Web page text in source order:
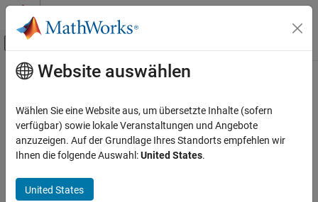
Weiter zum Inhalt
Umschaltung für Off-Canvas-
Startseite der Dokumentation
Hauptinhalt
How useful was this information?
Website auswählen
Wählen Sie eine Website aus, um übersetzte Inhalte (sofern
verfügbar) sowie lokale Veranstaltungen und Angebote
anzuzeigen. Auf der Grundlage Ihres Standorts empfehlen wir
Ihnen die folgende Auswahl:United States.
United States